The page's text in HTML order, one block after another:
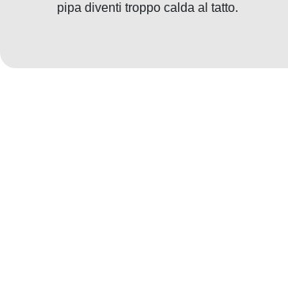
pipa diventi troppo calda al tatto.